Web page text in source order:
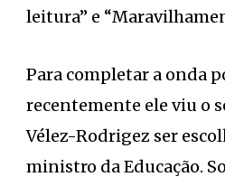
leitura” e
Para completar a onda
recentemente ele viu o
Vélez-Rodrigez ser
ministro da Educação.